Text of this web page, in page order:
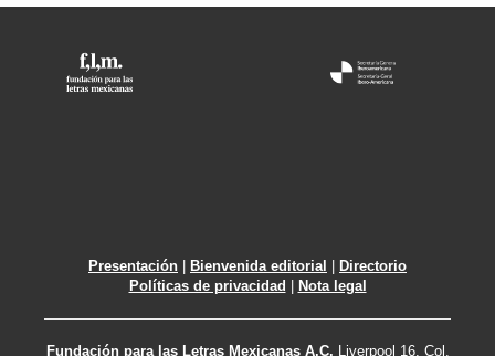
Presentación | Bienvenida editorial | Directorio
Políticas de privacidad | Nota legal
Fundación para las Letras Mexicanas A.C. Liverpool 16, Col.